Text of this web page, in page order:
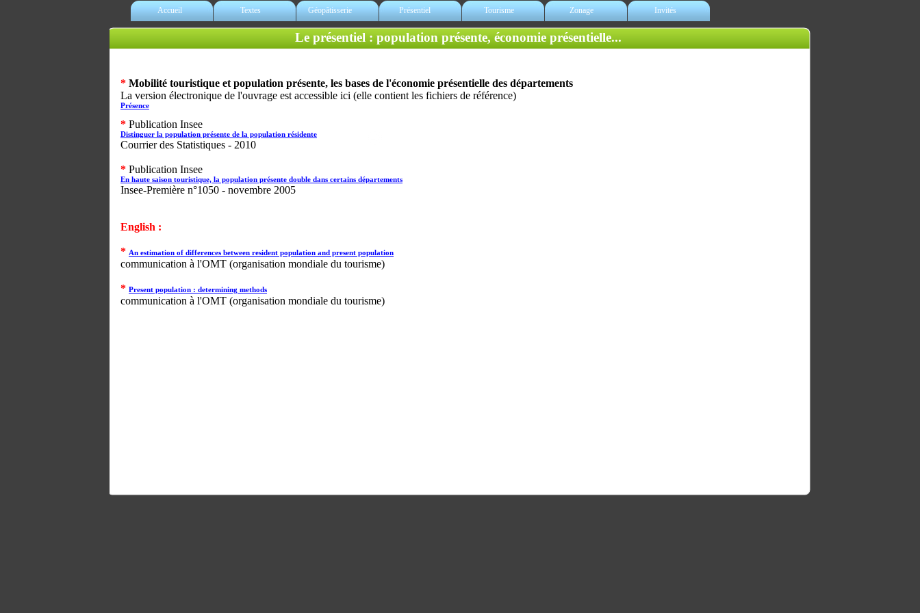
* Mobilité touristique et population présente, les bases de l'économie présentielle des départements
La version électronique de l'ouvrage est accessible ici (elle contient les fichiers de référence)
Présence
* Publication Insee
Distinguer la population présente de la population résidente
Courrier des Statistiques - 2010
* Publication Insee
En haute saison touristique, la population présente double dans certains départements
Insee-Première n°1050 - novembre 2005
English :
* An estimation of differences between resident population and present population
communication à l'OMT (organisation mondiale du tourisme)
* Present population : determining methods
communication à l'OMT (organisation mondiale du tourisme)
Le présentiel : population présente, économie présentielle...
Accueil Textes Géopâtisserie Présentiel Tourisme Zonage Invités